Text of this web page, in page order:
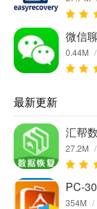
微信
0.44M /
最新更新
汇帮
27.2M /
354M /